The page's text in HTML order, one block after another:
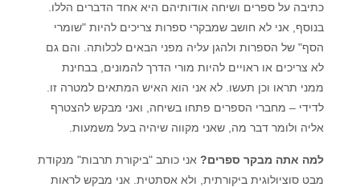
כתיבה על ספרים ושיחה אודותיהם היא אחד הדברים הללו.
בנוסף, אני לא חושב שמבקרי ספרות צריכים להיות "שומרי
הסף" של הספרות ולהגן עליה מפני הבאים לכלותה. והם גם
לא צריכים או ראויים להיות מורי הדרך להמונים, בבחינת
ממני תראו וכן תעשו. לא אני הוא האיש המתאים למטרה זו.
לדידי – מחברי הספרים פתחו בשיחה, ואני מבקש להצטרף
אליה ולומר דבר מה, שאני מקווה שיהיה בעל משמעות.
למה אתה מבקר ספרים?אני כותב "ביקורת תרבות" מנקודת
מבט סוציולוגית ביקורתית, ולא אסתטית. אני מבקש לראות